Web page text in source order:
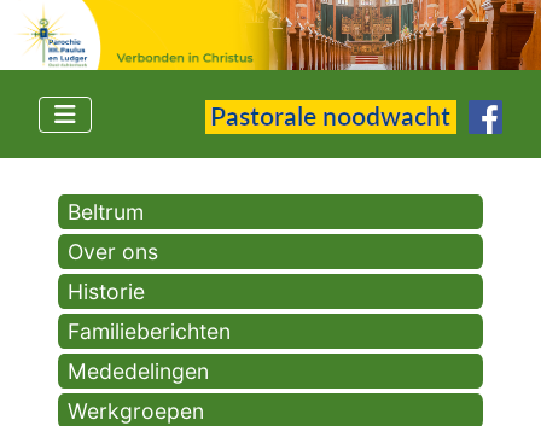
Beltrum
Over ons
Historie
Familieberichten
Mededelingen
Werkgroepen